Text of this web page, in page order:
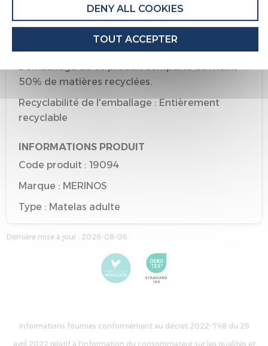
QUALITÉS ET CARACTÉRISTIQUES
ENVIRONNEMENTALES DE L’EMBALLAGE
L'emballage de ce produit comporte au moins
50% de matières recyclées.
Recyclabilité de l'emballage : Entièrement
recyclable
INFORMATIONS PRODUIT
Code produit : 19094
Marque : MERINOS
Type : Matelas adulte
Dernière mise à jour : 2026-08-06
Informations fournies conformément au décret 2022-748 du 29
avril 2022 relatif à l'information du consommateur sur les qualités et
DENY ALL COOKIES
TOUT ACCEPTER